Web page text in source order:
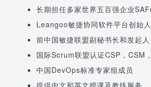
长期担任多家世界五百强企业
Leangoo敏捷协同软件平台创始
前中国敏捷联盟副秘书长和发起人
国际Scrum联盟认证CSP，CSM
中国DevOps标准专家组成员